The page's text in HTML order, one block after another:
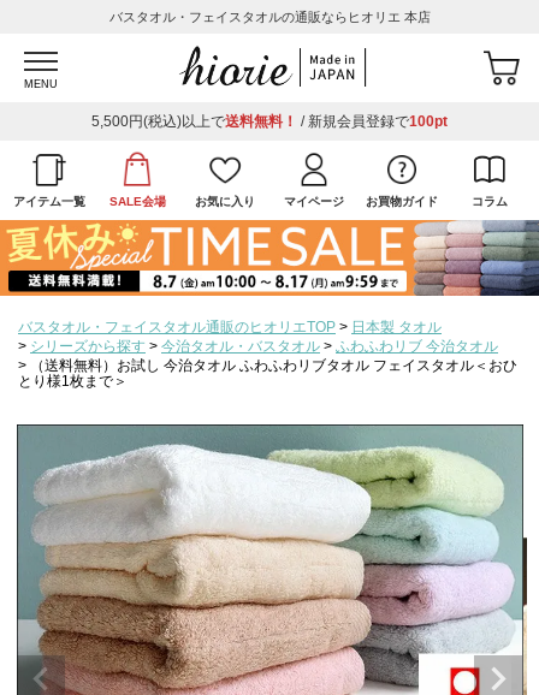
バスタオル・フェイスタオルの通販ならヒオリエ 本店
MENU
5,500円(税込)以上で送料無料！ / 新規会員登録で100pt
アイテム一覧 SALE会場 お気に入り マイページ お買物ガイド コラム
バスタオル・フェイスタオル通販のヒオリエTOP
日本製 タオル
シリーズから探す
今治タオル・バスタオル
ふわふわリブ 今治タオル
（送料無料）お試し 今治タオル ふわふわリブタオル フェイスタオル＜おひ
とり様1枚まで＞